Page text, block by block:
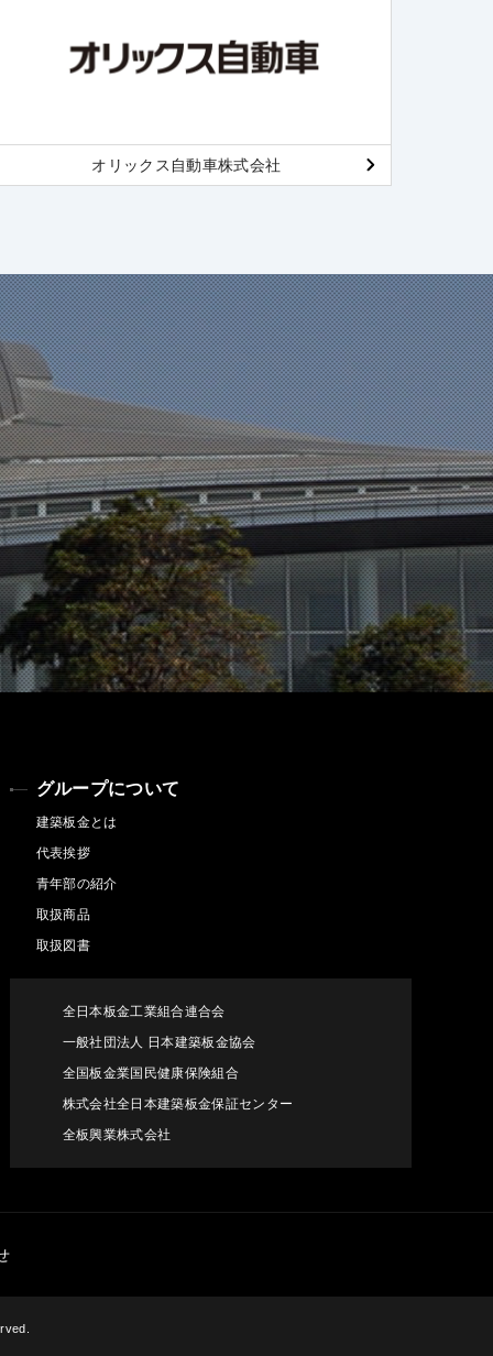
オリックス自動車株式会社
グループについて
建築板金とは
代表挨拶
青年部の紹介
取扱商品
取扱図書
全日本板金工業組合連合会
一般社団法人 日本建築板金協会
全国板金業国民健康保険組合
株式会社全日本建築板金保証センター
全板興業株式会社